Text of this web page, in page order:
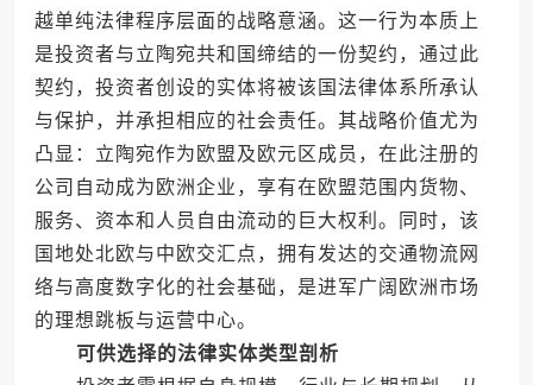
越单纯法律程序层面的战略意涵。这一行为本质上
是投资者与立陶宛共和国缔结的一份契约，通过此
契约，投资者创设的实体将被该国法律体系所承认
与保护，并承担相应的社会责任。其战略价值尤为
凸显：立陶宛作为欧盟及欧元区成员，在此注册的
公司自动成为欧洲企业，享有在欧盟范围内货物、
服务、资本和人员自由流动的巨大权利。同时，该
国地处北欧与中欧交汇点，拥有发达的交通物流网
络与高度数字化的社会基础，是进军广阔欧洲市场
的理想跳板与运营中心。
可供选择的法律实体类型剖析